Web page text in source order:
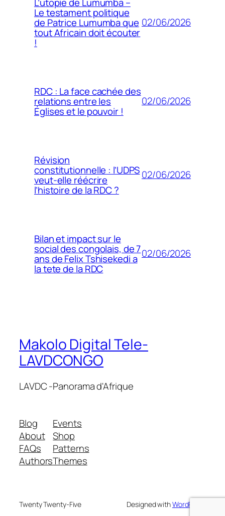
Le testament politique
de Patrice Lumumba que
tout Africain doit écouter
!
02/06/2026
RDC : La face cachée des
relations entre les
Églises et le pouvoir !
02/06/2026
Révision
constitutionnelle : l’UDPS
veut-elle réécrire
l’histoire de la RDC ?
02/06/2026
Bilan et impact sur le
social des congolais, de 7
ans de Felix Tshisekedi a
la tete de la RDC
02/06/2026
Makolo Digital Tele-
LAVDCONGO
LAVDC -Panorama d'Afrique
Blog
About
FAQs
Authors
Events
Shop
Patterns
Themes
Twenty Twenty-Five Designed withWordPress